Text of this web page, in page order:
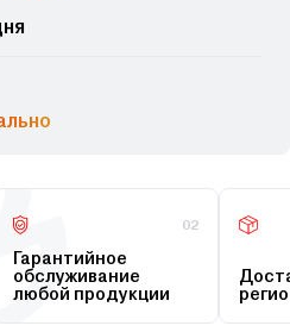
02
Гарантийное
обслуживание
любой продукции